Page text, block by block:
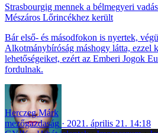
Strasbourgig mennek a bélmegyeri
Mészáros Lőrincékhez került
Bár első- és másodfokon is nyertek,
Alkotmánybíróság máshogy látta, ezzel
lehetőségeiket, ezért az Emberi Jogok
fordulnak.
Herczeg Márk
mezőgazdaság
2021. április 21. 14:18